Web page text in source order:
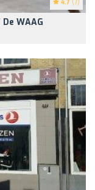
4.7 (7)
WAAG